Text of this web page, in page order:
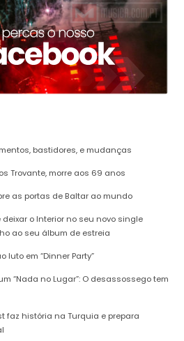
bastidores, e mudanças
Trovante, morre aos 69 anos
as portas de Baltar ao mundo
o Interior no seu novo single
ao seu álbum de estreia
luto em “Dinner Party”
“Nada no Lugar”: O desassossego tem
faz história na Turquia e prepara